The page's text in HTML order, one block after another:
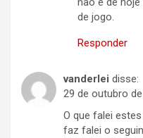
de jogo.
Responder
vanderlei disse:
29 de outubro
O que falei
faz falei o